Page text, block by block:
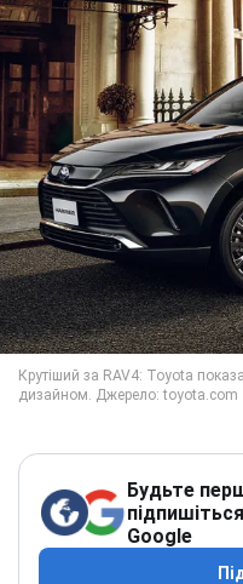
Будьте
Google